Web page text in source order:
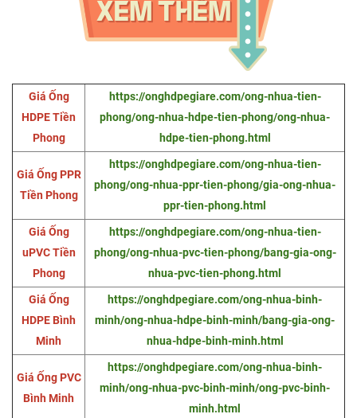
Giá Ống
HDPE Tiền
Phong
https://onghdpegiare.com/ong-nhua-tien-
phong/ong-nhua-hdpe-tien-phong/ong-nhua-
hdpe-tien-phong.html
Giá Ống PPR
Tiền Phong
https://onghdpegiare.com/ong-nhua-tien-
phong/ong-nhua-ppr-tien-phong/gia-ong-nhua-
ppr-tien-phong.html
Giá Ống
uPVC Tiền
Phong
https://onghdpegiare.com/ong-nhua-tien-
phong/ong-nhua-pvc-tien-phong/bang-gia-ong-
nhua-pvc-tien-phong.html
Giá Ống
HDPE Bình
Minh
https://onghdpegiare.com/ong-nhua-binh-
minh/ong-nhua-hdpe-binh-minh/bang-gia-ong-
nhua-hdpe-binh-minh.html
Giá Ống PVC
Bình Minh
https://onghdpegiare.com/ong-nhua-binh-
minh/ong-nhua-pvc-binh-minh/ong-pvc-binh-
minh.html